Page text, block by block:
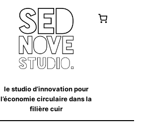
le studio d’innovation pour
l’économie circulaire dans la
filière cuir